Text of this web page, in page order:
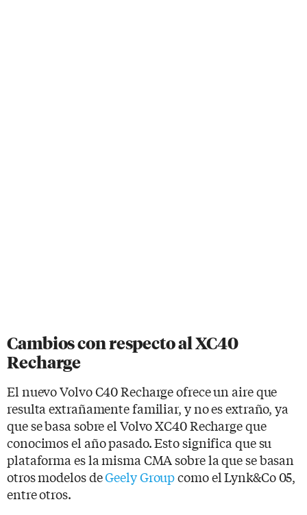
Cambios con respecto al XC40
Recharge
El nuevo Volvo C40 Recharge ofrece un aire que
resulta extrañamente familiar, y no es extraño, ya
que se basa sobre el Volvo XC40 Recharge que
conocimos el año pasado. Esto significa que su
plataforma es la misma CMA sobre la que se basan
otros modelos deGeely Groupcomo el Lynk&Co 05,
entre otros.